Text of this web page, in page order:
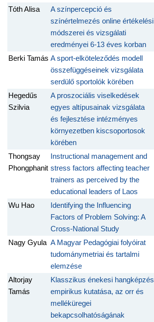
Tóth Alisa
A színpercepció és
színértelmezés online értékelési
módszerei és vizsgálati
eredményei 6-13 éves korban
Berki Tamás A sport-elköteleződés modell
összefüggéseinek vizsgálata
serdülő sportolók körében
Hegedűs
Szilvia
A proszociális viselkedések
egyes altípusainak vizsgálata
és fejlesztése intézményes
környezetben kiscsoportosok
körében
Thongsay
Phongphanit
Instructional management and
stress factors affecting teacher
trainers as perceived by the
educational leaders of Laos
Wu Hao
Identifying the Influencing
Factors of Problem Solving: A
Cross-National Study
Nagy Gyula A Magyar Pedagógiai folyóirat
tudománymetriai és tartalmi
elemzése
Altorjay
Tamás
Klasszikus énekesi hangképzés
empirikus kutatása, az orr és
melléküregei
bekapcsolhatóságának